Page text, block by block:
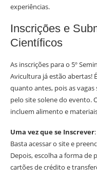
experiências.
Inscrições e
Científicos
As inscrições para o 5º
Avicultura já estão abertas!
quanto antes, pois as
pelo site solene do evento.
incluem alimento e
Uma vez que se Inscrever
Basta acessar o site e
Depois, escolha a forma de
cartões de crédito e